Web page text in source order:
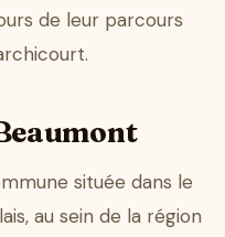
de leur parcours
située dans le
au sein de la région